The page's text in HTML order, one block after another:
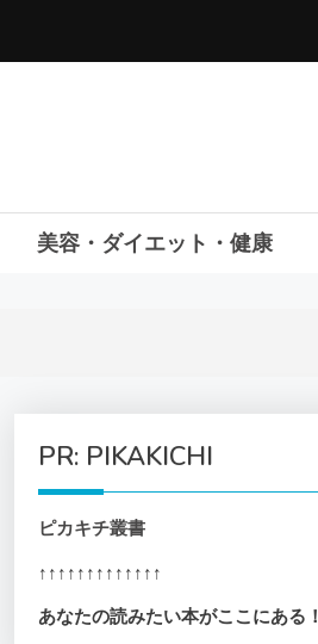
美容・ダイエット・健康
PR: PIKAKICHI
ピカキチ叢書
↑↑↑↑↑↑↑↑↑↑↑↑↑
あなたの読みたい本がここにある！